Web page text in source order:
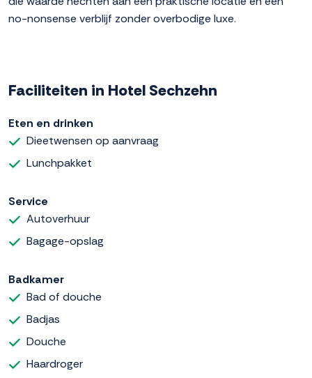
no-nonsense verblijf zonder overbodige luxe.
Faciliteiten in Hotel Sechzehn
Eten en drinken
Dieetwensen op aanvraag
Lunchpakket
Service
Autoverhuur
Bagage-opslag
Badkamer
Bad of douche
Badjas
Douche
Haardroger